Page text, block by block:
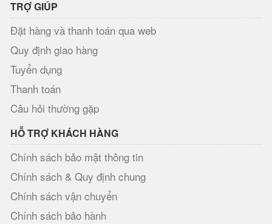
TRỢ GIÚP
Đặt hàng và thanh toán qua web
Quy định giao hàng
Tuyển dụng
Thanh toán
Câu hỏi thường gặp
HỖ TRỢ KHÁCH HÀNG
Chính sách bảo mật thông tin
Chính sách & Quy định chung
Chính sách vận chuyển
Chính sách bảo hành